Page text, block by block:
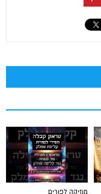
מוזיקה לפורים